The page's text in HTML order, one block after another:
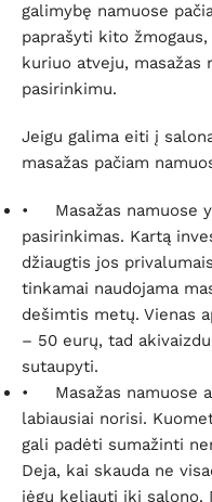
galimybę namuose
paprašyti kito
kuriuo atveju, masažas
pasirinkimu.
Jeigu galima eiti į
masažas pačiam
• Masažas namuose
pasirinkimas. Kartą
džiaugtis jos
tinkamai naudojama
dešimtis metų. Vienas
– 50 eurų, tad
sutaupyti.
• Masažas namuose
labiausiai norisi.
gali padėti sumažinti
Deja, kai skauda ne
jėgų keliauti iki salono.